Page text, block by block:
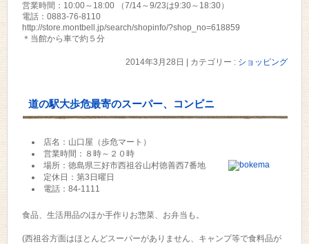
営業時間：10:00～18:00 （7/14～9/23は9:30～18:30）
電話：0883-76-8110
http://store.montbell.jp/search/shopinfo/?shop_no=618859
＊当館から車で約５分
2014年3月28日 カテゴリー : ショッピング
道の駅大歩危最寄のスーパー、コンビニ
店名：山口屋（歩危マート）
営業時間：８時～２０時
場所：徳島県三好市西祖谷山村徳善西7番地
定休日：第3日曜日
電話：84-1111
食品、生活用品のほか手作りお惣菜、お弁当も。
(西祖谷方面はほとんどスーパーがありません、キャンプ等で食料品が